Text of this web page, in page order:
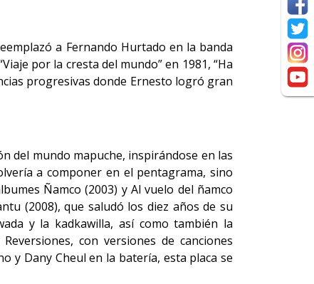
a Fernando Hurtado en la banda
por la cresta del mundo” en 1981, “Ha
progresivas donde Ernesto logró gran
del mundo mapuche, inspirándose en las
a componer en el pentagrama, sino
Ñamco (2003) y Al vuelo del ñamco
(2008), que saludó los diez años de su
y la kadkawilla, así como también la
con versiones de canciones
y Dany Cheul en la batería, esta placa se